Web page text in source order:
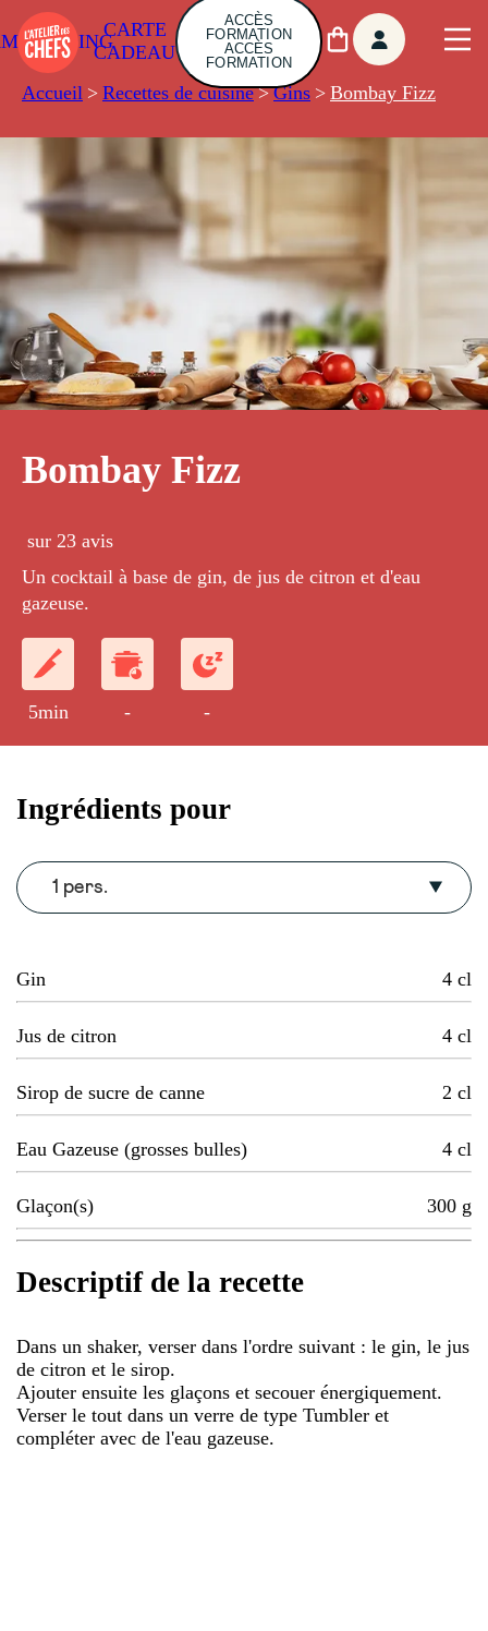
CARTE
CADEAU
ACCÈS
FORMATION
ACCÈS
FORMATION
Accueil > Recettes de cuisine > Gins > Bombay Fizz
Bombay Fizz
sur 23 avis
Un cocktail à base de gin, de jus de citron et d'eau
gazeuse.
5min - -
Ingrédients pour
1 pers.
Gin 4 cl
Jus de citron 4 cl
Sirop de sucre de canne 2 cl
Eau Gazeuse (grosses bulles) 4 cl
Glaçon(s) 300 g
Descriptif de la recette
Dans un shaker, verser dans l'ordre suivant : le gin, le jus
de citron et le sirop.
Ajouter ensuite les glaçons et secouer énergiquement.
Verser le tout dans un verre de type Tumbler et
compléter avec de l'eau gazeuse.